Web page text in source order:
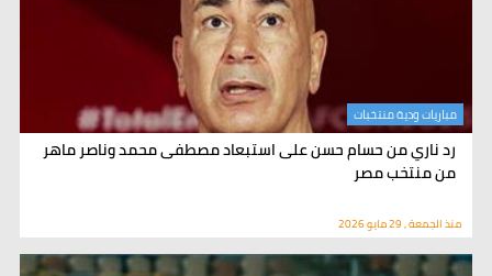
رد ناري من حسام حسن على استبعاد مصطفى محمد وناصر ماهر
من منتخب مصر
مباريات ودية منتخبات
منذ الجمعة , 29 مايو 2026